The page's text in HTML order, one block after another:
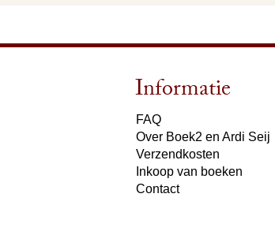
Informatie
FAQ
Over Boek2 en Ardi Seij
Verzendkosten
Inkoop van boeken
Contact